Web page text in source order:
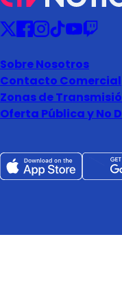
Sobre Nosotros
Contacto Comercial
Zonas de
Oferta Pública y No